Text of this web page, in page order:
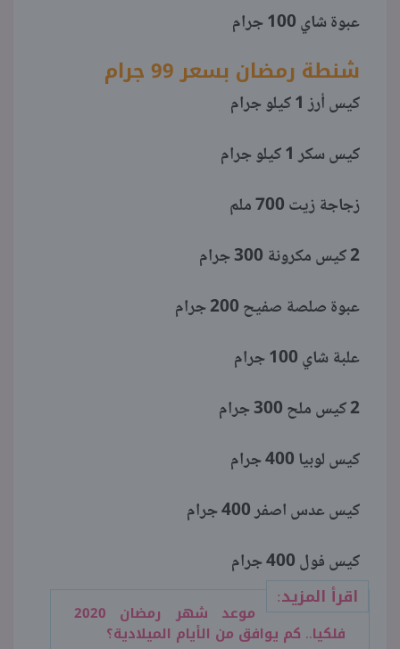
عبوة شاي 100 جرام
شنطة رمضان بسعر 99 جرام
كيس أرز 1 كيلو جرام
كيس سكر 1 كيلو جرام
زجاجة زيت 700 ملم
2 كيس مكرونة 300 جرام
عبوة صلصة صفيح 200 جرام
علبة شاي 100 جرام
2 كيس ملح 300 جرام
كيس لوبيا 400 جرام
كيس عدس اصفر 400 جرام
كيس فول 400 جرام
اقرأ المزيد:
موعد شهر رمضان 2020
فلكيا.. كم يوافق من الأيام الميلادية؟